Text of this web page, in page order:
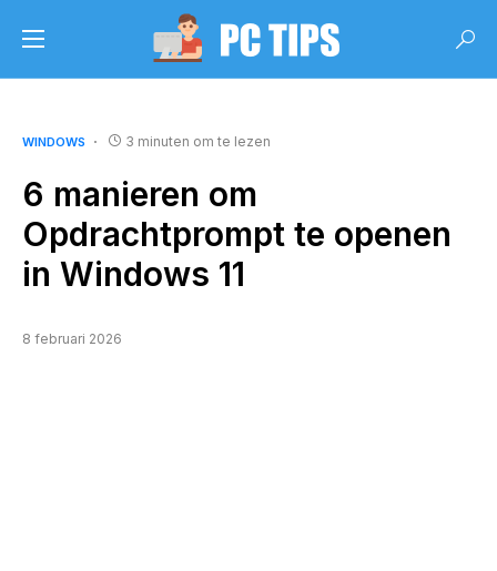
WINDOWS 3 minuten om te lezen
6 manieren om
Opdrachtprompt te openen
in Windows 11
8 februari 2026